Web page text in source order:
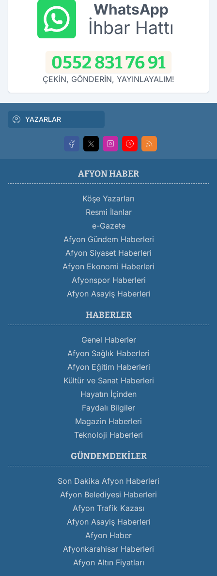
WhatsApp
İhbar Hattı
0552 831 76 91
ÇEKİN, GÖNDERİN, YAYINLAYALIM!
YAZARLAR
AFYON HABER
Köşe Yazarları
Resmi İlanlar
e-Gazete
Afyon Gündem Haberleri
Afyon Siyaset Haberleri
Afyon Ekonomi Haberleri
Afyonspor Haberleri
Afyon Asayiş Haberleri
HABERLER
Genel Haberler
Afyon Sağlık Haberleri
Afyon Eğitim Haberleri
Kültür ve Sanat Haberleri
Hayatın İçinden
Faydalı Bilgiler
Magazin Haberleri
Teknoloji Haberleri
GÜNDEMDEKILER
Son Dakika Afyon Haberleri
Afyon Belediyesi Haberleri
Afyon Trafik Kazası
Afyon Asayiş Haberleri
Afyon Haber
Afyonkarahisar Haberleri
Afyon Altın Fiyatları